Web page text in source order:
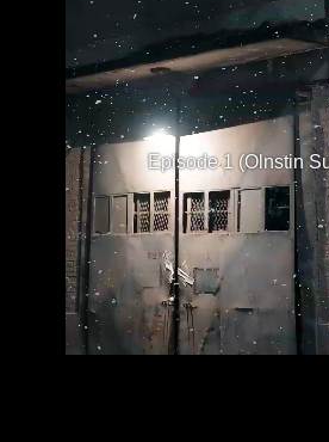
Episode 1 (Olnstin